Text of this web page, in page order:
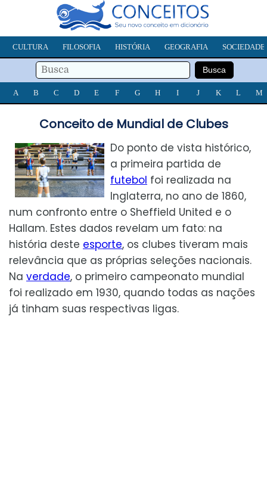
CULTURA FILOSOFIA HISTÓRIA GEOGRAFIA SOCIEDADE
A B C D E F G H I J K L M
Conceito de Mundial de Clubes
Do ponto de vista histórico,
a primeira partida de
futebol foi realizada na
Inglaterra, no ano de 1860,
num confronto entre o Sheffield United e o
Hallam. Estes dados revelam um fato: na
história deste esporte, os clubes tiveram mais
relevância que as próprias seleções nacionais.
Na verdade, o primeiro campeonato mundial
foi realizado em 1930, quando todas as nações
já tinham suas respectivas ligas.